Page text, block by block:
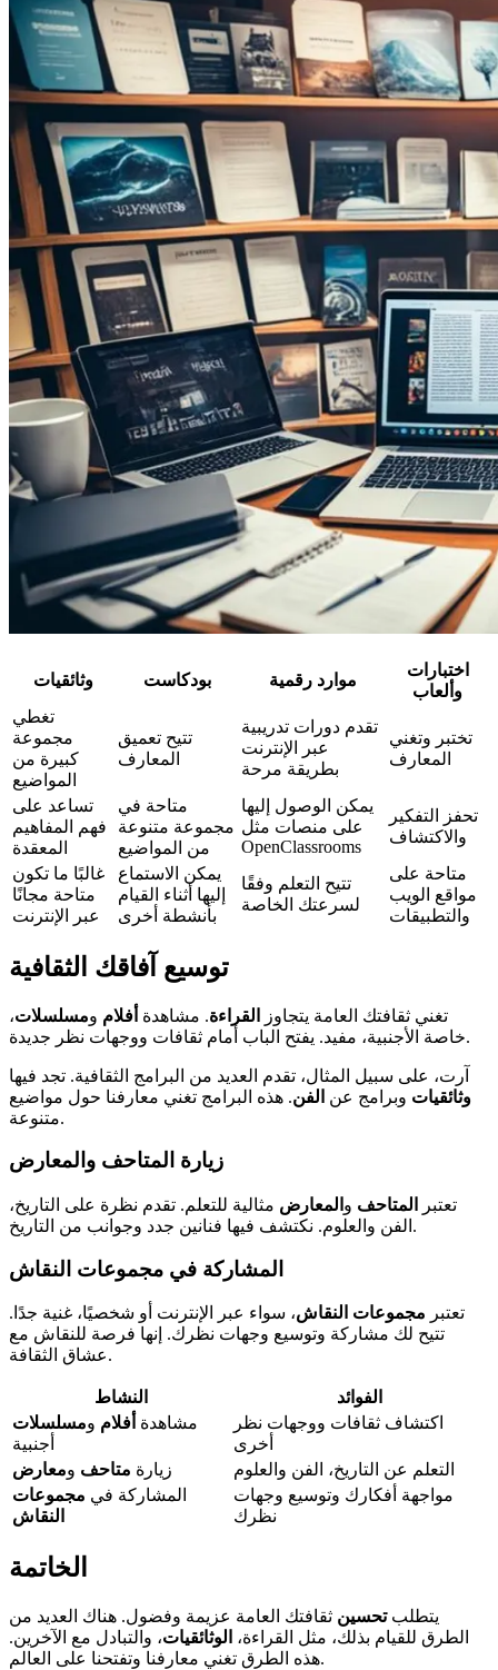
وثائقيات بودكاست موارد رقمية
اختبارات
وألعاب
تغطي
مجموعة
كبيرة من
المواضيع
تتيح تعميق
المعارف
تقدم دورات تدريبية
عبر الإنترنت
بطريقة مرحة
تختبر وتغني
المعارف
تساعد على
فهم المفاهيم
المعقدة
متاحة في
مجموعة متنوعة
من المواضيع
يمكن الوصول إليها
على منصات مثل
OpenClassrooms
تحفز التفكير
والاكتشاف
غالبًا ما تكون
متاحة مجانًا
عبر الإنترنت
يمكن الاستماع
إليها أثناء القيام
بأنشطة أخرى
تتيح التعلم وفقًا
لسرعتك الخاصة
متاحة على
مواقع الويب
والتطبيقات
توسيع آفاقك الثقافية
تغني ثقافتك العامة يتجاوز القراءة. مشاهدة أفلام ومسلسلات،
خاصة الأجنبية، مفيد. يفتح الباب أمام ثقافات ووجهات نظر جديدة.
آرت، على سبيل المثال، تقدم العديد من البرامج الثقافية. تجد فيها
وثائقيات وبرامج عن الفن. هذه البرامج تغني معارفنا حول مواضيع
متنوعة.
زيارة المتاحف والمعارض
تعتبر المتاحف و المعارض مثالية للتعلم. تقدم نظرة على التاريخ،
الفن والعلوم. نكتشف فيها فنانين جدد وجوانب من التاريخ.
المشاركة في مجموعات النقاش
تعتبر مجموعات النقاش، سواء عبر الإنترنت أو شخصيًا، غنية جدًا.
تتيح لك مشاركة وتوسيع وجهات نظرك. إنها فرصة للنقاش مع
عشاق الثقافة.
النشاط
الفوائد
مشاهدة أفلام ومسلسلات
أجنبية
اكتشاف ثقافات ووجهات نظر
أخرى
زيارة متاحف ومعارض
التعلم عن التاريخ، الفن والعلوم
المشاركة في مجموعات
النقاش
مواجهة أفكارك وتوسيع وجهات
نظرك
الخاتمة
يتطلبتحسين ثقافتك العامة عزيمة وفضول. هناك العديد من
الطرق للقيام بذلك، مثل القراءة، الوثائقيات، والتبادل مع الآخرين.
هذه الطرق تغني معارفنا وتفتحنا على العالم.